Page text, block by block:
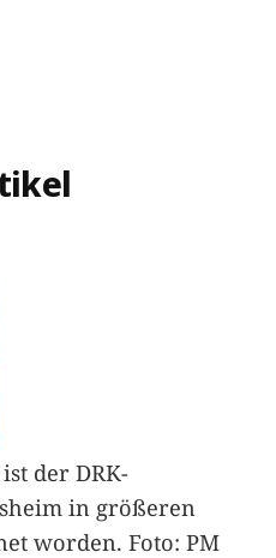
der DRK-
in größeren
worden. Foto: PM